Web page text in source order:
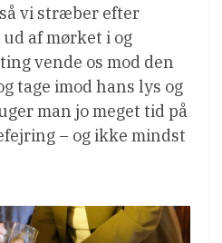
vi stræber efter
af mørket i og
vende os mod den
tage imod hans lys og
man jo meget tid på
– og ikke mindst